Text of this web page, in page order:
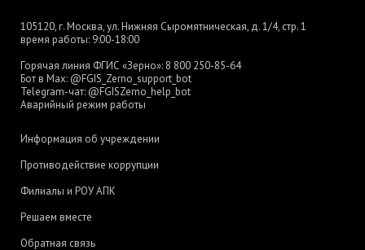
105120, г. Москва, ул. Нижняя Сыромятническая, д. 1/4, стр. 1
время работы: 9:00-18:00
Горячая линия ФГИС «Зерно»: 8 800 250-85-64
Бот в Max: @FGIS_Zerno_support_bot
Telegram-чат: @FGISZerno_help_bot
Аварийный режим работы
Информация об учреждении
Противодействие коррупции
Филиалы и РОУ АПК
Решаем вместе
Обратная связь